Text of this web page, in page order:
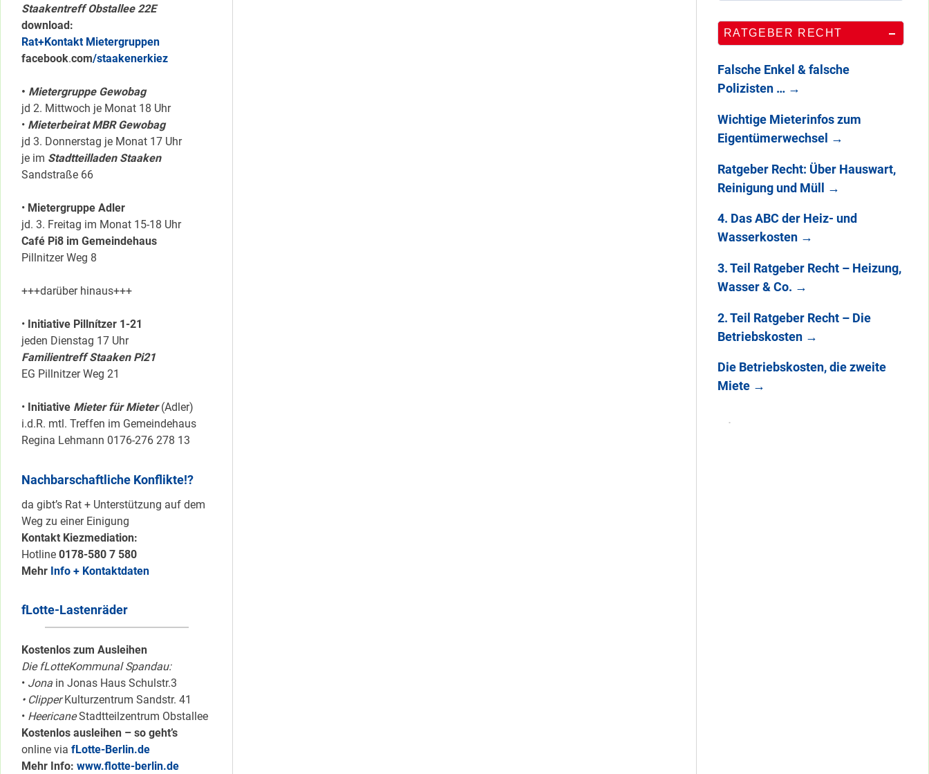
Staakentreff Obstallee 22E
download:
Rat+Kontakt Mietergruppen
facebook.com/staakenerkiez
• Mietergruppe Gewobag
jd 2. Mittwoch je Monat 18 Uhr
• Mieterbeirat MBR Gewobag
jd 3. Donnerstag je Monat 17 Uhr
je im Stadtteilladen Staaken
Sandstraße 66
• Mietergruppe Adler
jd. 3. Freitag im Monat 15-18 Uhr
Café Pi8 im Gemeindehaus
Pillnitzer Weg 8
+++darüber hinaus+++
• Initiative Pillnítzer 1-21
jeden Dienstag 17 Uhr
Familientreff Staaken Pi21
EG Pillnitzer Weg 21
• Initiative Mieter für Mieter(Adler)
i.d.R. mtl. Treffen im Gemeindehaus
Regina Lehmann 0176-276 278 13
Nachbarschaftliche Konflikte!?
da gibt’s Rat + Unterstützung auf dem
Weg zu einer Einigung
Kontakt Kiezmediation:
Hotline 0178-580 7 580
Mehr Info + Kontaktdaten
fLotte-Lastenräder
Kostenlos zum Ausleihen
Die fLotteKommunal Spandau:
• Jona in Jonas Haus Schulstr.3
• ClipperKulturzentrum Sandstr. 41
• HeericaneStadtteilzentrum Obstallee
Kostenlos ausleihen – so geht’s
online via fLotte-Berlin.de
Mehr Info: www.flotte-berlin.de
RATGEBER RECHT
Falsche Enkel & falsche
Polizisten … →
Wichtige Mieterinfos zum
Eigentümerwechsel →
Ratgeber Recht: Über Hauswart,
Reinigung und Müll →
4. Das ABC der Heiz- und
Wasserkosten →
3. Teil Ratgeber Recht – Heizung,
Wasser & Co. →
2. Teil Ratgeber Recht – Die
Betriebskosten →
Die Betriebskosten, die zweite
Miete →
100 Jahre
Heerstraße